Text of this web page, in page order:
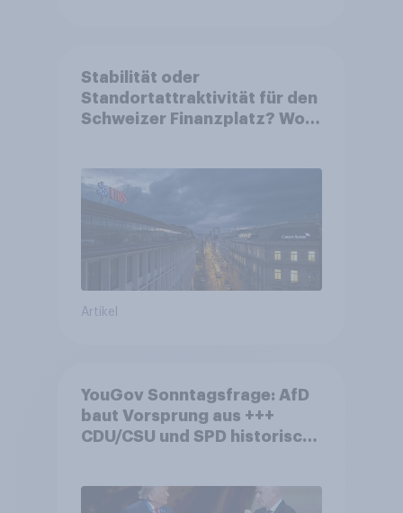
Stabilität oder
Standortattraktivität für den
Schweizer Finanzplatz? Wo
von Grossbanken steht
Artikel
YouGov Sonntagsfrage: AfD
baut Vorsprung aus +++
CDU/CSU und SPD historisch
Fußball-WM ohne Politik